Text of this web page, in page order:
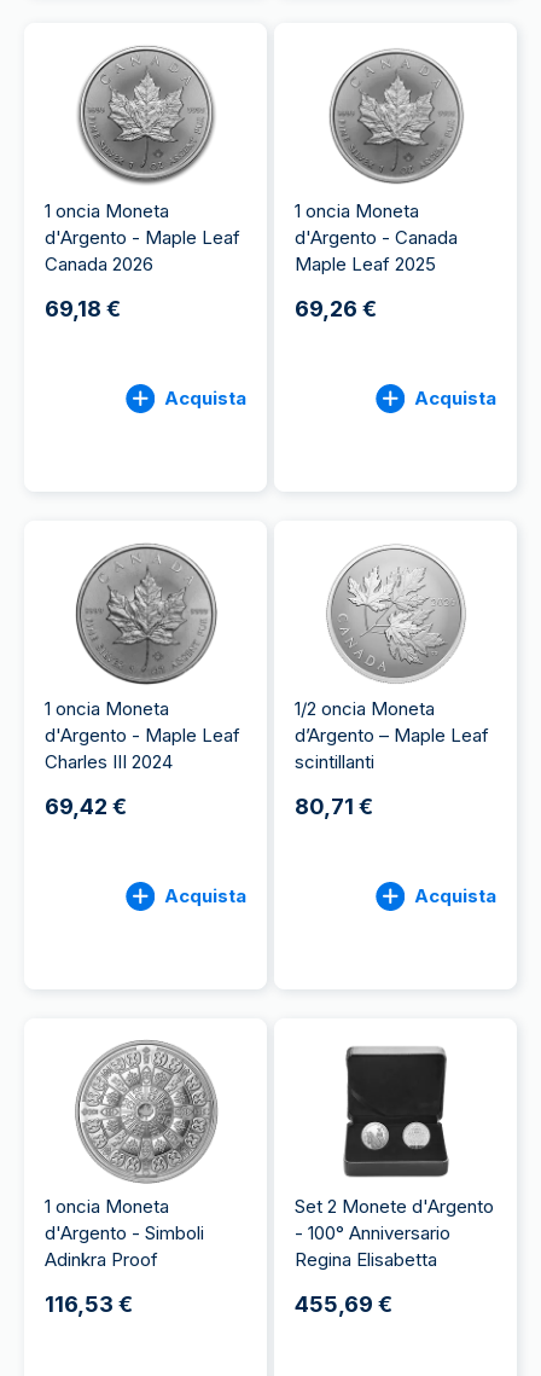
1 oncia Moneta
d'Argento - Maple Leaf
Canada 2026
69,18 €
Acquista
1 oncia Moneta
d'Argento - Canada
Maple Leaf 2025
69,26 €
Acquista
1 oncia Moneta
d'Argento - Maple Leaf
Charles III 2024
69,42 €
Acquista
1/2 oncia Moneta
d’Argento – Maple Leaf
scintillanti
80,71 €
Acquista
1 oncia Moneta
d'Argento - Simboli
Adinkra Proof
116,53 €
Set 2 Monete d'Argento
- 100° Anniversario
Regina Elisabetta
455,69 €